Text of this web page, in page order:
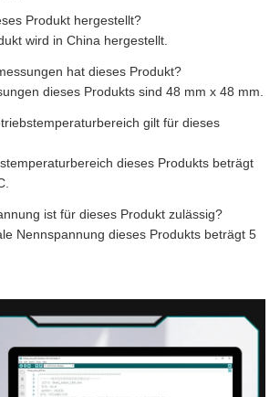
Produkt hergestellt?
wird in China hergestellt.
hat dieses Produkt?
dieses Produkts sind 48 mm x 48 mm.
gilt für dieses
dieses Produkts beträgt
ist für dieses Produkt zulässig?
Nennspannung dieses Produkts beträgt 5